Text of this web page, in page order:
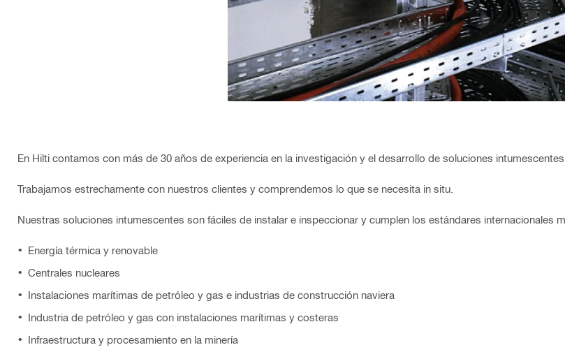
En Hilti contamos con más de 30 años de experiencia en la investigación y el desarrollo de soluciones intumescentes.
Trabajamos estrechamente con nuestros clientes y comprendemos lo que se necesita in situ.
Nuestras soluciones intumescentes son fáciles de instalar e inspeccionar y cumplen los estándares internacionales
Energía térmica y renovable
Centrales nucleares
Instalaciones marítimas de petróleo y gas e industrias de construcción naviera
Industria de petróleo y gas con instalaciones marítimas y costeras
Infraestructura y procesamiento en la minería